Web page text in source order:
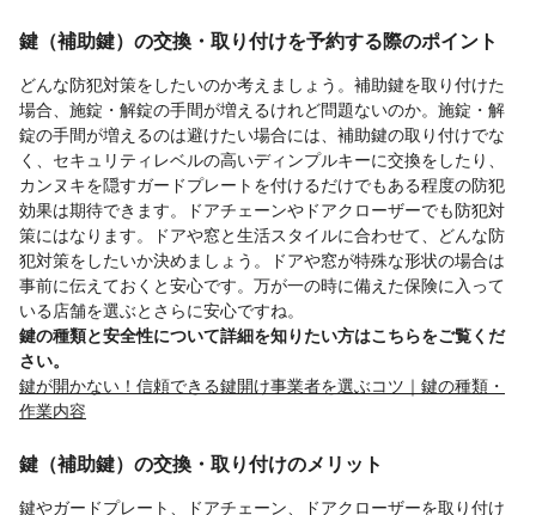
鍵（補助鍵）の交換・取り付けを予約する際のポイント
どんな防犯対策をしたいのか考えましょう。補助鍵を取り付けた
場合、施錠・解錠の手間が増えるけれど問題ないのか。施錠・解
錠の手間が増えるのは避けたい場合には、補助鍵の取り付けでな
く、セキュリティレベルの高いディンプルキーに交換をしたり、
カンヌキを隠すガードプレートを付けるだけでもある程度の防犯
効果は期待できます。ドアチェーンやドアクローザーでも防犯対
策にはなります。ドアや窓と生活スタイルに合わせて、どんな防
犯対策をしたいか決めましょう。ドアや窓が特殊な形状の場合は
事前に伝えておくと安心です。万が一の時に備えた保険に入って
いる店舗を選ぶとさらに安心ですね。
鍵の種類と安全性について詳細を知りたい方はこちらをご覧くだ
さい。
鍵が開かない！信頼できる鍵開け事業者を選ぶコツ｜鍵の種類・
作業内容
鍵（補助鍵）の交換・取り付けのメリット
鍵やガードプレート、ドアチェーン、ドアクローザーを取り付け